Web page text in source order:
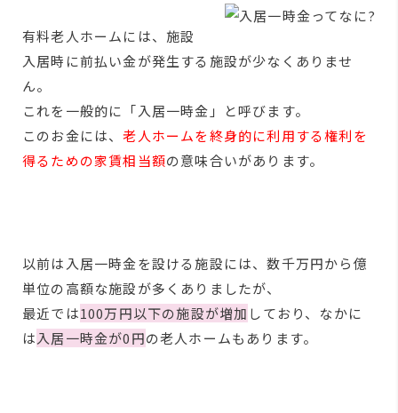
有料老人ホームには、施設
入居時に前払い金が発生する施設が少なくありませ
ん。
これを一般的に「入居一時金」と呼びます。
このお金には、老人ホームを終身的に利用する権利を
得るための家賃相当額の意味合いがあります。
以前は入居一時金を設ける施設には、数千万円から億
単位の高額な施設が多くありましたが、
最近では100万円以下の施設が増加 しており、なかに
は入居一時金が0円の老人ホームもあります。